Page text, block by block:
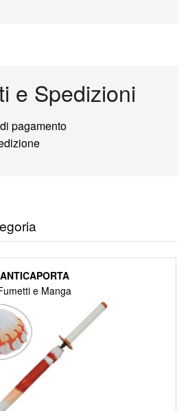
e Spedizioni
pagamento
ANTICAPORTA
e Manga